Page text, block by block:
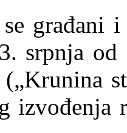
se
srpnja
izvođenja